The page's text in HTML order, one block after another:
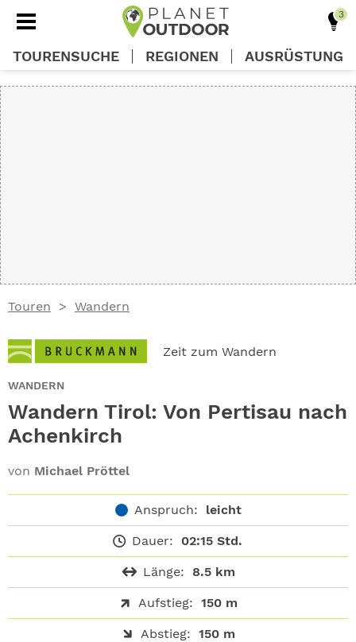
Touren Wandern
Zeit zum Wandern
WANDERN
Wandern Tirol: Von Pertisau nach
­Achenkirch
von Michael Pröttel
Anspruch: leicht
Dauer: 02:15 Std.
Länge: 8.5 km
Aufstieg: 150 m
Abstieg: 150 m
TOURENSUCHE REGIONEN AUSRÜSTUNG
ABO
GEWINNEN
NEWSLETTER
SHOP